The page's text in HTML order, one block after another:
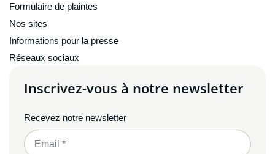
Formulaire de plaintes
Nos sites
Informations pour la presse
Réseaux sociaux
Inscrivez-vous à notre newsletter
Recevez notre newsletter